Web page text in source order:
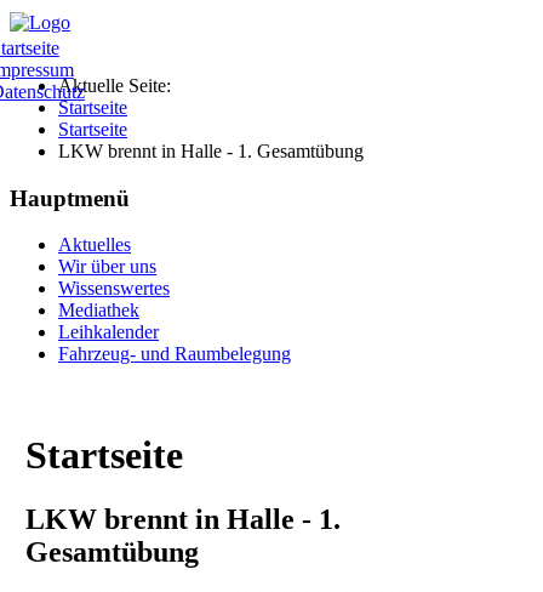
Aktuelle Seite:
Startseite
Startseite
LKW brennt in Halle - 1. Gesamtübung
Hauptmenü
Aktuelles
Wir über uns
Wissenswertes
Mediathek
Leihkalender
Fahrzeug- und Raumbelegung
Startseite
LKW brennt in Halle - 1.
Gesamtübung